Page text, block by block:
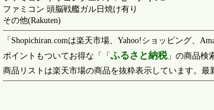
ファミコン 頭脳戦艦ガル日焼け有り
その他(Rakuten)
「Shopichiran.comは楽天市場、Yahoo!ショッピング、
ポイントもついてお得な「「 ふるさと納税」の商品検
商品リストは楽天市場の商品を抜粋表示しています。最